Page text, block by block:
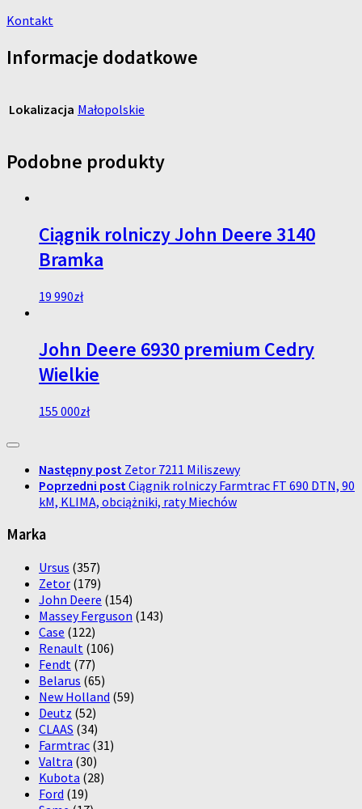
Kontakt
Informacje dodatkowe
Lokalizacja Małopolskie
Podobne produkty
Ciągnik rolniczy John Deere 3140
Bramka
19 990zł
John Deere 6930 premium Cedry
Wielkie
155 000zł
Następny post Zetor 7211 Miliszewy
Poprzedni postCiągnik rolniczy Farmtrac FT 690 DTN, 90
kM, KLIMA, obciążniki, raty Miechów
Marka
Ursus (357)
Zetor (179)
John Deere (154)
Massey Ferguson (143)
Case (122)
Renault (106)
Fendt (77)
Belarus (65)
New Holland (59)
Deutz (52)
CLAAS (34)
Farmtrac (31)
Valtra (30)
Kubota (28)
Ford (19)